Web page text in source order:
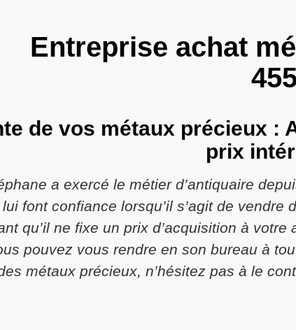
Entreprise achat
de vos métaux précieux :
prix
a exercé le métier d’antiquaire
font confiance lorsqu’il s’agit de
qu’il ne fixe un prix d’acquisition à
pouvez vous rendre en son bureau à
métaux précieux, n’hésitez pas à le